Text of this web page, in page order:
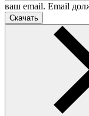
ваш email. Email